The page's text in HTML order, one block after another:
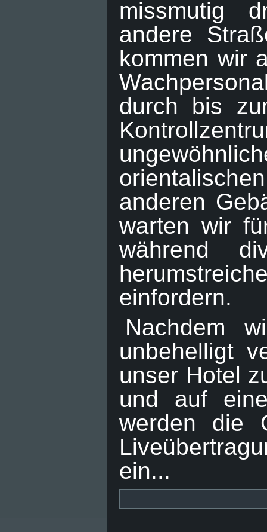
missmutig
andere
kommen wir
durch bis
anderen
warten wir
während
einfordern.
Nachdem
unbehelligt
unser Hotel
und auf
werden die
ein...